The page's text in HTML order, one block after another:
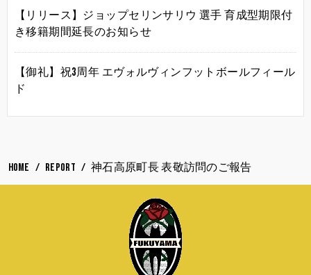
【リリース】ジョップセリンサリウ 選手 育成型期限付
き移籍期間延長のお知らせ
【御礼】祝3周年 エヴォルヴィンフットボールフィール
ド
HOME REPORT 神石高原町長 表敬訪問のご報告